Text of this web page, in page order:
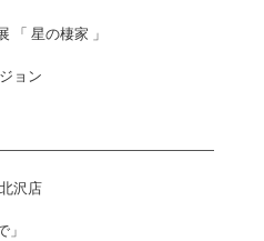
星の棲家 」
ョン
沢店